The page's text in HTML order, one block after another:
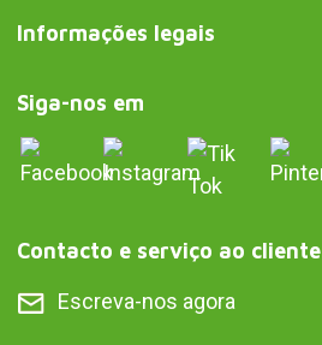
Informações legais
Siga-nos em
Contacto e serviço ao cliente
Escreva-nos agora